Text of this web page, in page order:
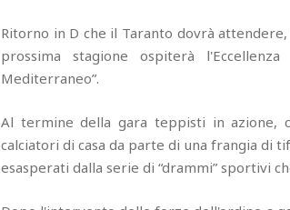
Ritorno in D che il Taranto dovrà attendere,
prossima stagione ospiterà
Mediterraneo”.
Al termine della gara teppisti in azione,
calciatori di casa da parte di una frangia di
esasperati dalla serie di “drammi” sportivi